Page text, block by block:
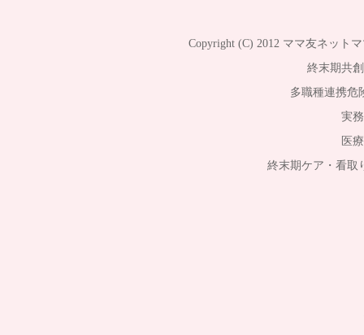
Copyright (C) 2012 ママ友ネット
終末期共
多職種連携危
実
医
終末期ケア・看取